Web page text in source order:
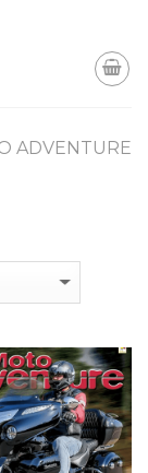
ADVENTURE